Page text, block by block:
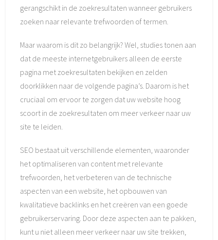
gerangschikt in de zoekresultaten wanneer gebruikers
zoeken naar relevante trefwoorden of termen.
Maar waarom is dit zo belangrijk? Wel, studies tonen aan
dat de meeste internetgebruikers alleen de eerste
pagina met zoekresultaten bekijken en zelden
doorklikken naar de volgende pagina’s. Daarom is het
cruciaal om ervoor te zorgen dat uw website hoog
scoort in de zoekresultaten om meer verkeer naar uw
site te leiden.
SEO bestaat uit verschillende elementen, waaronder
het optimaliseren van content met relevante
trefwoorden, het verbeteren van de technische
aspecten van een website, het opbouwen van
kwalitatieve backlinks en het creëren van een goede
gebruikerservaring. Door deze aspecten aan te pakken,
kunt u niet alleen meer verkeer naar uw site trekken,